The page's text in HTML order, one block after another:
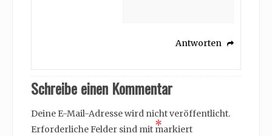
Antworten
Schreibe einen Kommentar
Deine E-Mail-Adresse wird nicht veröffentlicht.
Erforderliche Felder sind mit *
markiert